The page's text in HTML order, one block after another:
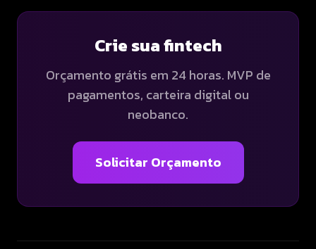
Crie sua fintech
Orçamento grátis em 24 horas. MVP de
pagamentos, carteira digital ou
neobanco.
Solicitar Orçamento